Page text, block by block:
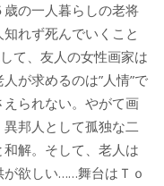
の一人暮らしの老将
れず死んでいくこと
て、友人の女性画家は
が求めるのは”人情”で
られない。やがて画
邦人として孤独な二
解。そして、老人は
欲しい……舞台はＴｏ